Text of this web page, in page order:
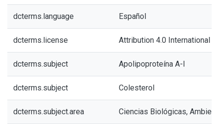
dcterms.language Español
dcterms.license Attribution 4.0 International
dcterms.subject Apolipoproteína A-I
dcterms.subject Colesterol
dcterms.subject.area Ciencias Biológicas,